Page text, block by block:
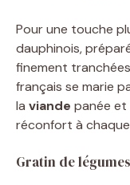
Pour une touche
dauphinois,
finement
français se marie
la viande panée
réconfort à
Gratin de